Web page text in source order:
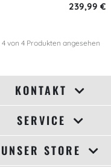
239,99 €
4von 4Produkten angesehen
KONTAKT
SERVICE
UNSER STORE